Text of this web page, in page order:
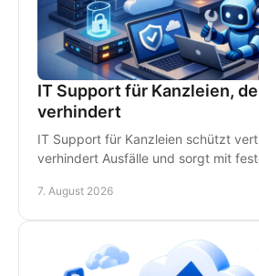
IT Support für Kanzleien,
verhindert
IT Support für Kanzleien schützt
verhindert Ausfälle und sorgt mit
Kanzleialltag.
7. August 2026